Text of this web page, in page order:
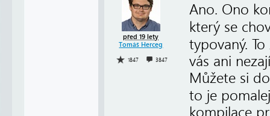
před 19 lety
Tomáš Herceg
1847 3847
Ano. Ono
který se
typovaný.
vás ani
Můžete si
to je
kompilace